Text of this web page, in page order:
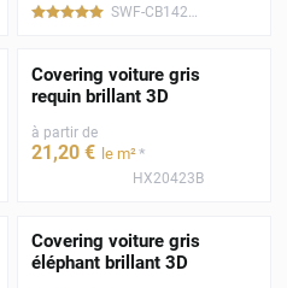
*****
Covering voiture gris
requin brillant 3D
à partir de
21 ,20 € le m²*
HX20423B
Covering voiture gris
éléphant brillant 3D